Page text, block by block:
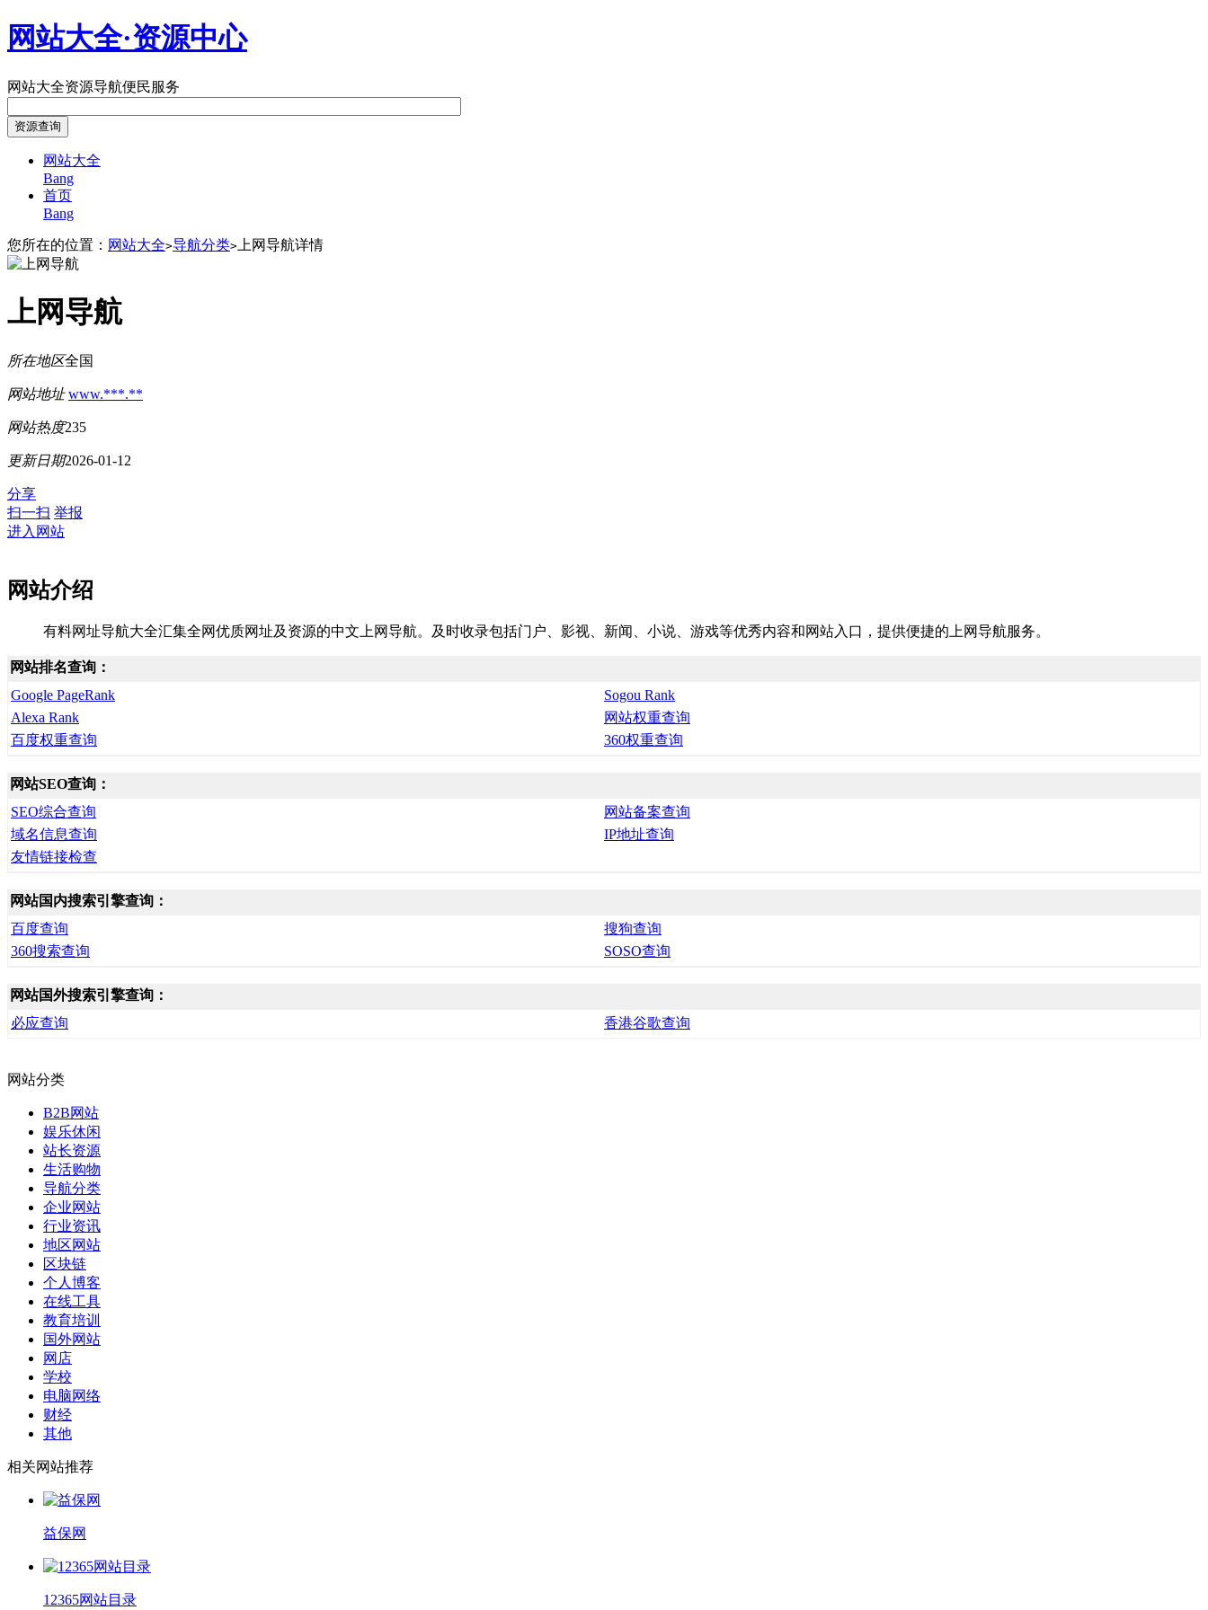
网站大全·资源中心
网站大全资源导航便民服务
网站大全
Bang
首页
Bang
您所在的位置： 网站大全>导航分类> 上网导航详情
上网导航
所在地区全国
网站地址 www.***.**
网站热度235
更新日期2026-01-12
分享
扫一扫 举报
进入网站
网站介绍
有料网址导航大全汇集全网优质网址及资源的中文上网导航。及时收录包括门户、影视、新闻、小说、游戏等优秀内容和网站入口，提供便捷的上网导航服务。
网站排名查询：
Google PageRank
Sogou Rank
Alexa Rank
网站权重查询
百度权重查询
360权重查询
网站SEO查询：
SEO综合查询
网站备案查询
域名信息查询
IP地址查询
友情链接检查
网站国内搜索引擎查询：
百度查询
搜狗查询
360搜索查询
SOSO查询
网站国外搜索引擎查询：
必应查询
香港谷歌查询
网站分类
B2B网站
娱乐休闲
站长资源
生活购物
导航分类
企业网站
行业资讯
地区网站
区块链
个人博客
在线工具
教育培训
国外网站
网店
学校
电脑网络
财经
其他
相关网站推荐
益保网
12365网站目录